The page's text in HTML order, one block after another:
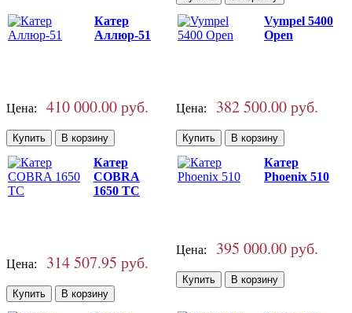
Катер
Аллюр-51
Цена: 410 000.00 руб.
Vympel 5400
Open
Цена: 382 500.00 руб.
Катер
COBRA
1650 TC
Цена: 314 507.95 руб.
Катер
Phoenix 510
Цена: 395 000.00 руб.